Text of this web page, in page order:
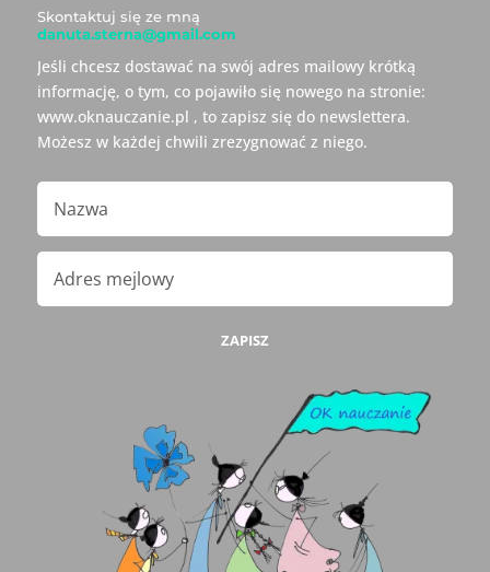
Skontaktuj się ze mną
danuta.sterna@gmail.com
Jeśli chcesz dostawać na swój adres mailowy krótką
informację, o tym, co pojawiło się nowego na stronie:
www.oknauczanie.pl , to zapisz się do newslettera.
Możesz w każdej chwili zrezygnować z niego.
ZAPISZ